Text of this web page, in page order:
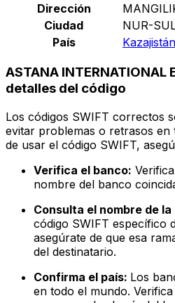
Dirección
Ciudad
NUR-
País
Kazajistán
ASTANA INTERNATIONAL
detalles del código
Los códigos SWIFT correctos
evitar problemas o retrasos en
de usar el código SWIFT,
Verifica el banco:
nombre del banco
Consulta el nombre de
código SWIFT específico
asegúrate de que esa
del destinatario.
Confirma el país: Los
en todo el mundo.